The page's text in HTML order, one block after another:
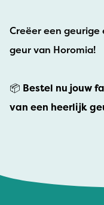
Creëer een
geur van Horomia!
📦 Bestel nu jouw
van een heerlijk